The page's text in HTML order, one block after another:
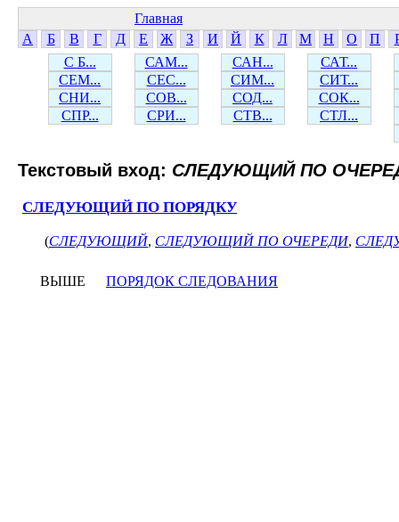
Главная
А
Б В Г Д Е Ж З И Й К Л М Н О П
С Б...
САМ... САН...
САТ...
СЕМ...
СЕС... СИМ...
СИТ...
СНИ...
СОВ... СОД...
СОК...
СПР...
СРИ... СТВ... СТЛ...
Текстовый вход: СЛЕДУЮЩИЙ ПО
СЛЕДУЮЩИЙ ПО ПОРЯДКУ
(СЛЕДУЮЩИЙ, СЛЕДУЮЩИЙ ПО ОЧЕРЕДИ,
ВЫШЕ ПОРЯДОК СЛЕДОВАНИЯ